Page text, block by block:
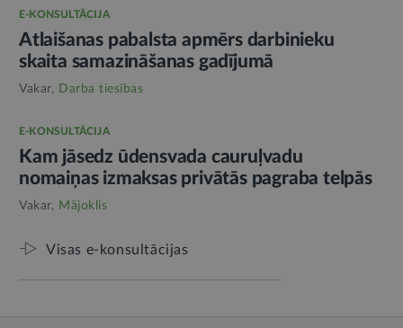
E-KONSULTĀCIJA
Atlaišanas pabalsta apmērs darbinieku
skaita samazināšanas gadījumā
Vakar, Darba tiesības
E-KONSULTĀCIJA
Kam jāsedz ūdensvada cauruļvadu
nomaiņas izmaksas privātās pagraba telpās
Vakar, Mājoklis
Visas e-konsultācijas